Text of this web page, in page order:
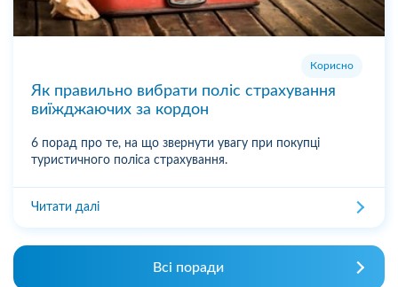
Корисно
Як правильно вибрати поліс страхування
виїжджаючих за кордон
6 порад про те, на що звернути увагу при покупці
туристичного поліса страхування.
Читати далі
Всі поради